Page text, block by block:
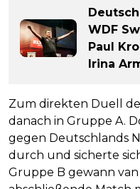
WDF
Paul
Irina
Zum direkten Duell
danach in Gruppe A.
gegen Deutschlands
durch und sicherte
Gruppe B gewann